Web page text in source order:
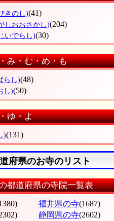
きのし)(41)
しおおさかし)(204)
いでらし)(30)
み・む・め・も
らし)(48)
し)(50)
ゆ・よ
)(131)
府県のお寺のリスト
都道府県の寺院一覧表
福井県の寺(1687)
静岡県の寺(2602)